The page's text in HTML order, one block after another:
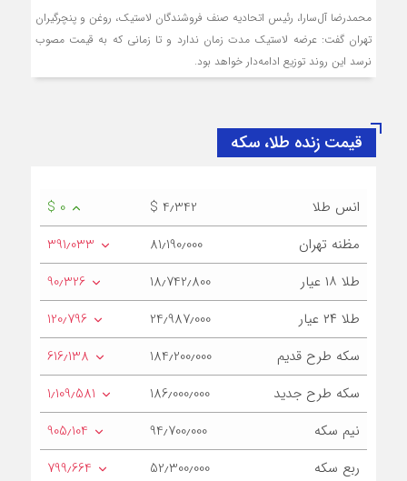
محمدرضا آل‌سارا، رئیس اتحادیه صنف فروشندگان لاستیک، روغن و پنچرگیران
تهران گفت: عرضه لاستیک مدت زمان ندارد و تا زمانی که به قیمت مصوب
نرسد این روند توزیع ادامه‌دار خواهد بود.
قیمت زنده طلا، سکه
انس طلا $ 4٫342
$ 0
مظنه تهران
81٫190٫000
391٫033
طلا ۱۸ عیار
18٫742٫800
90٫326
طلا ۲۴ عیار
24٫987٫000
120٫796
سکه طرح قدیم
184٫200٫000
616٫138
سکه طرح جدید
186٫000٫000
1٫109٫581
نیم سکه
94٫700٫000
905٫104
ربع سکه
52٫300٫000
799٫664